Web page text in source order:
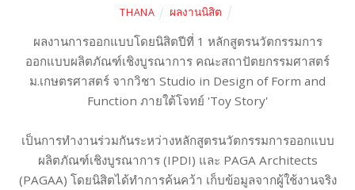
THANA ผลงานนิสิต
ผลงานการออกแบบโดยนิสิตปีที่ 1 หลักสูตรนวัตกรรมการ
ออกแบบผลิตภัณฑ์เชิงบูรณาการ คณะสถาปัตยกรรมศาสตร์
ม.เกษตรศาสตร์ จากวิชา Studio in Design of Form and
Function ภายใต้โจทย์ 'Toy Story'
เป็นการทำงานร่วมกันระหว่างหลักสูตรนวัตกรรมการออกแบบ
ผลิตภัณฑ์เชิงบูรณาการ (IPDI) และ PAGA Architects
(PAGAA) โดยนิสิตได้ทำการค้นคว้า เก็บข้อมูลจากผู้ใช้งานจริง